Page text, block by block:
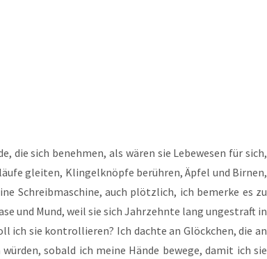
die sich beneh­men, als wären sie Lebe­we­sen für sich,
glei­ten, Klin­gel­knöp­fe berüh­ren, Äpfel und Bir­nen,
Schreib­ma­schi­ne, auch plötz­lich, ich bemer­ke es zu
und Mund, weil sie sich Jahr­zehn­te lang unge­straft in
ich sie kon­trol­lie­ren? Ich dach­te an Glöck­chen, die an
sobald ich mei­ne Hän­de bewe­ge, damit ich sie